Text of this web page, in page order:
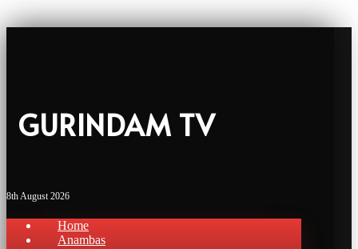
GURINDAM TV
8th August 2026
Home
Anambas